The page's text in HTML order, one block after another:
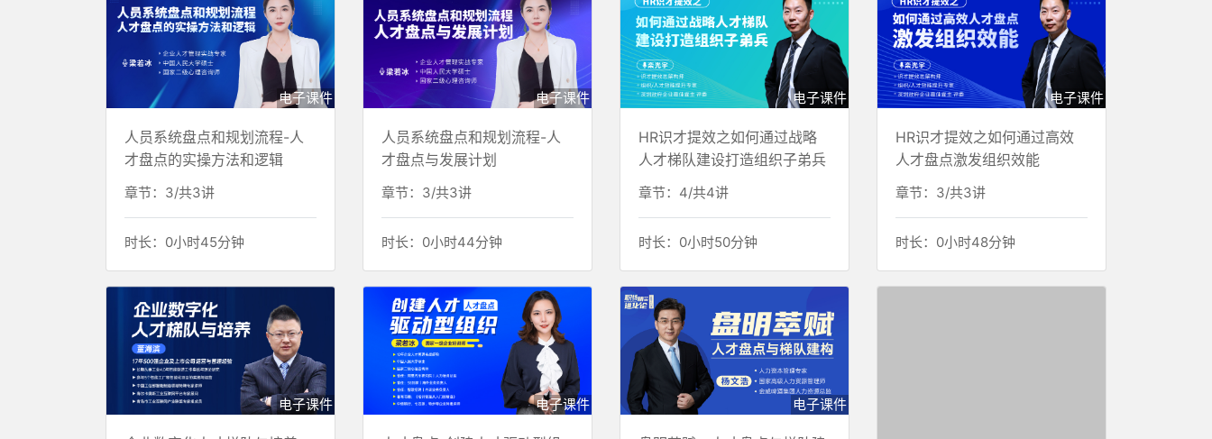
电子课件
人员系统盘点和规划流程-人
才盘点的实操方法和逻辑
章节：3/共3讲
时长：0小时45分钟
电子课件
人员系统盘点和规划流程-人
才盘点与发展计划
章节：3/共3讲
时长：0小时44分钟
电子课件
HR识才提效之如何通过战略
人才梯队建设打造组织子弟兵
章节：4/共4讲
时长：0小时50分钟
电子课件
HR识才提效之如何通过高效
人才盘点激发组织效能
章节：3/共3讲
时长：0小时48分钟
电子课件 电子课件 电子课件